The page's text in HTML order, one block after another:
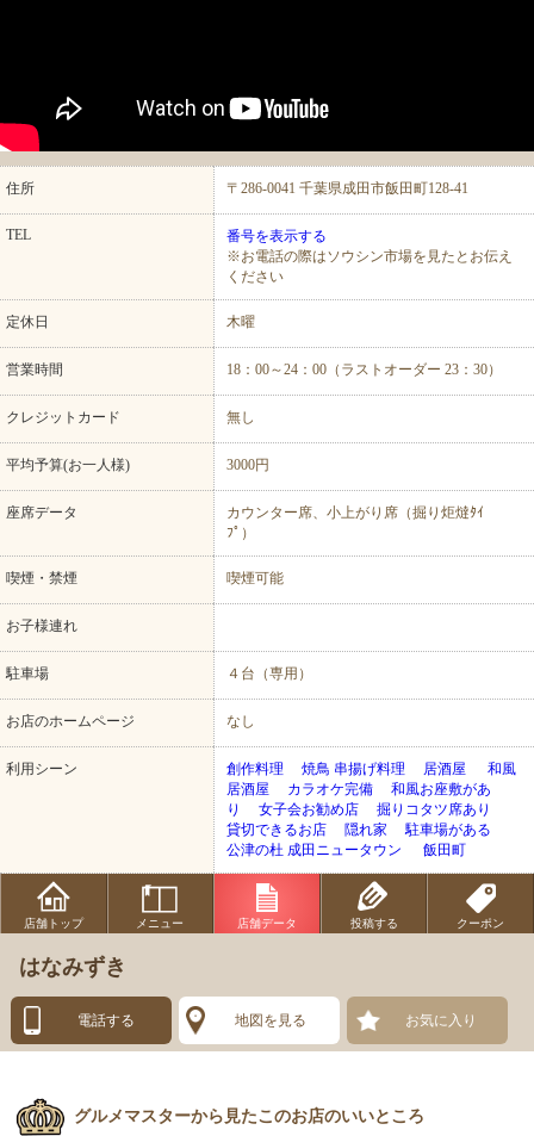
住所 〒286-0041 千葉県成田市飯田町128-41
TEL
番号を表示する
※お電話の際はソウシン市場を見たとお伝え
ください
定休日 木曜
営業時間 18：00～24：00（ラストオーダー 23：30）
クレジットカード 無し
平均予算(お一人様) 3000円
座席データ
カウンター席、小上がり席（掘り炬燵ﾀｲ
ﾌﾟ）
喫煙・禁煙 喫煙可能
お子様連れ
駐車場 ４台（専用）
お店のホームページ なし
利用シーン 創作料理 焼鳥 串揚げ料理 居酒屋
和風
居酒屋
カラオケ完備
和風お座敷があ
り
女子会お勧め店
掘りコタツ席あり
貸切できるお店
隠れ家
駐車場がある
公津の杜 成田ニュータウン
飯田町
店舗トップ メニュー 店舗データ 投稿する クーポン
はなみずき
電話する 地図を見る お気に入り
グルメマスターから見たこのお店のいいところ